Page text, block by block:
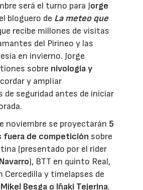
será el turno para Jorge
bloguero de La meteo que
recibe millones de visitas
del Pirineo y las
en invierno. Jorge
sobre nivología y
y ampliar
seguridad antes de iniciar
noviembre se proyectarán 5
de competición sobre
(presentado por el rider
), BTT en quinto Real,
Cercedilla y timelapses de
Mikel Besga o Iñaki Tejerina.